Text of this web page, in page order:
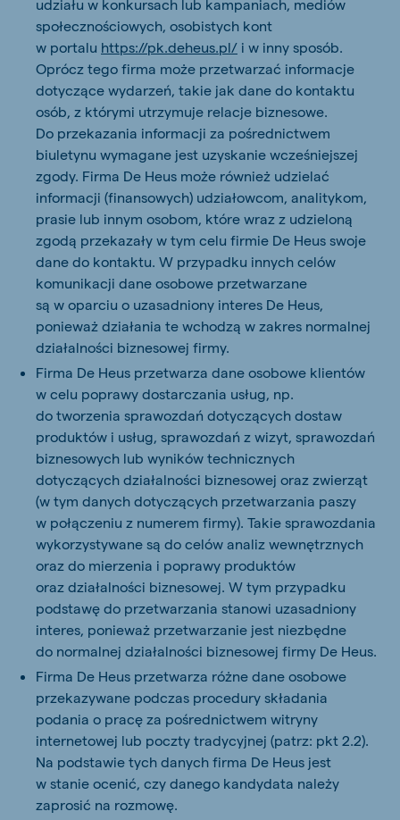
udziału w konkursach lub kampaniach, mediów
społecznościowych, osobistych kont
w portalu https://pk.deheus.pl/ i w inny sposób.
Oprócz tego firma może przetwarzać informacje
dotyczące wydarzeń, takie jak dane do kontaktu
osób, z którymi utrzymuje relacje biznesowe.
Do przekazania informacji za pośrednictwem
biuletynu wymagane jest uzyskanie wcześniejszej
zgody. Firma De Heus może również udzielać
informacji (finansowych) udziałowcom, analitykom,
prasie lub innym osobom, które wraz z udzieloną
zgodą przekazały w tym celu firmie De Heus swoje
dane do kontaktu. W przypadku innych celów
komunikacji dane osobowe przetwarzane
są w oparciu o uzasadniony interes De Heus,
ponieważ działania te wchodzą w zakres normalnej
działalności biznesowej firmy.
Firma De Heus przetwarza dane osobowe klientów
w celu poprawy dostarczania usług, np.
do tworzenia sprawozdań dotyczących dostaw
produktów i usług, sprawozdań z wizyt, sprawozdań
biznesowych lub wyników technicznych
dotyczących działalności biznesowej oraz zwierząt
(w tym danych dotyczących przetwarzania paszy
w połączeniu z numerem firmy). Takie sprawozdania
wykorzystywane są do celów analiz wewnętrznych
oraz do mierzenia i poprawy produktów
oraz działalności biznesowej. W tym przypadku
podstawę do przetwarzania stanowi uzasadniony
interes, ponieważ przetwarzanie jest niezbędne
do normalnej działalności biznesowej firmy De Heus.
Firma De Heus przetwarza różne dane osobowe
przekazywane podczas procedury składania
podania o pracę za pośrednictwem witryny
internetowej lub poczty tradycyjnej (patrz: pkt 2.2).
Na podstawie tych danych firma De Heus jest
w stanie ocenić, czy danego kandydata należy
zaprosić na rozmowę.